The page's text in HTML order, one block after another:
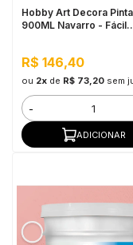
Hobby Art Decora
900ML Navarro - Fácil
R$ 146,40
ou 2xde R$ 73,20 sem
-
ADICIONAR